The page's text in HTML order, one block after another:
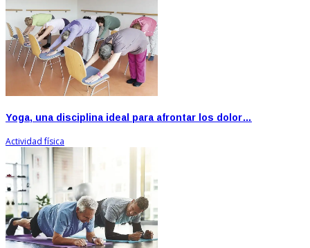
Yoga, una disciplina ideal para afrontar los dolor…
Actividad física